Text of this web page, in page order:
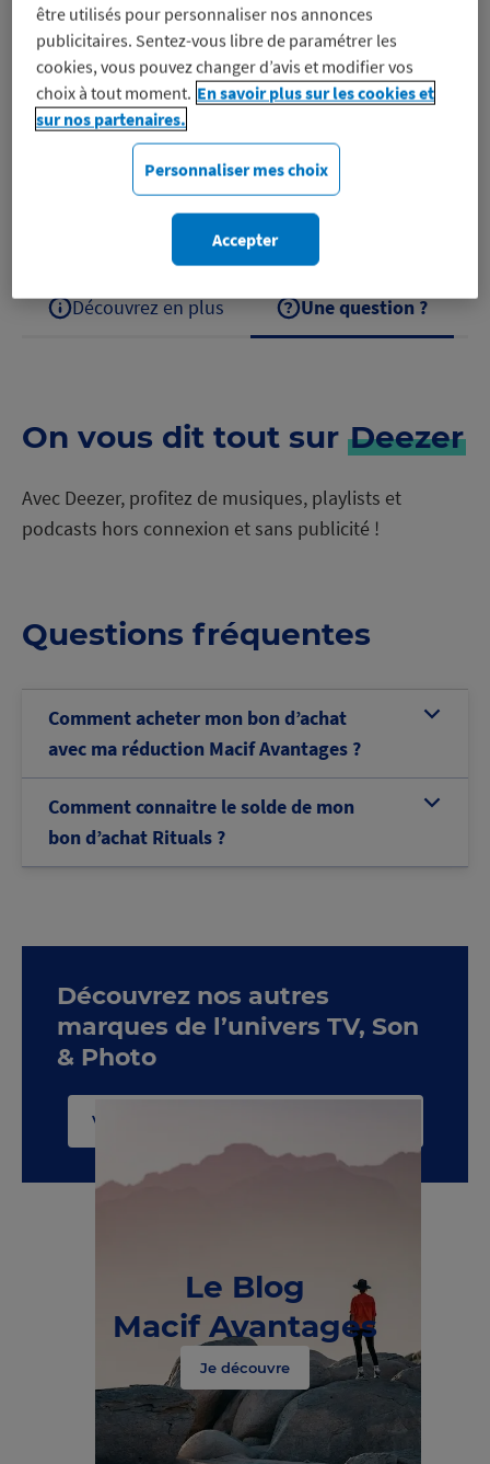
Profitez de l’offre Famille
Avec Deezer, profitez de musiques, playlists et
podcasts hors connexion et sans publicité !
Découvrez en plus Une question ?
On vous dit tout sur Deezer
Avec Deezer, profitez de musiques, playlists et
podcasts hors connexion et sans publicité !
Questions fréquentes
b
Comment acheter mon bon d’achat
avec ma réduction Macif Avantages ?
b
Comment connaitre le solde de mon
bon d’achat Rituals ?
Découvrez nos autres
marques de l’univers TV, Son
& Photo
Voir toute la catégorie TV, Son & Photo
Le Blog
Macif Avantages
Je découvre
être utilisés pour personnaliser nos annonces
publicitaires. Sentez-vous libre de paramétrer les
cookies, vous pouvez changer d’avis et modifier vos
choix à tout moment. En savoir plus sur les cookies et
sur nos partenaires.
Personnaliser mes choix
Accepter